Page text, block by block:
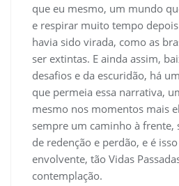
que eu mesmo, um mundo
e respirar muito tempo
havia sido virada, como as
ser extintas. E ainda assim,
desafios e da escuridão, há
que permeia essa narrativa,
mesmo nos momentos mais
sempre um caminho à frente,
de redenção e perdão, e é
envolvente, tão Vidas
contemplação.